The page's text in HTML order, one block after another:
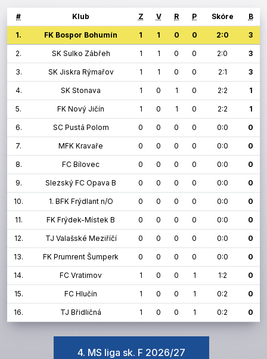
# Klub Z V R P Skóre B
1. FK Bospor Bohumín 1 1 0 0 2:0 3
2. SK Sulko Zábřeh 1 1 0 0 2:0 3
3. SK Jiskra Rýmařov 1 1 0 0 2:1 3
4. SK Stonava 1 0 1 0 2:2 1
5. FK Nový Jičín 1 0 1 0 2:2 1
6. SC Pustá Polom 0 0 0 0 0:0 0
7. MFK Kravaře 0 0 0 0 0:0 0
8. FC Bílovec 0 0 0 0 0:0 0
9. Slezský FC Opava B 0 0 0 0 0:0 0
10. 1. BFK Frýdlant n/O 0 0 0 0 0:0 0
11. FK Frýdek-Místek B 0 0 0 0 0:0 0
12. TJ Valašské Meziříčí 0 0 0 0 0:0 0
13. FK Prumrent Šumperk 0 0 0 0 0:0 0
14. FC Vratimov 1 0 0 1 1:2 0
15. FC Hlučín 1 0 0 1 0:2 0
16. TJ Břidličná 1 0 0 1 0:2 0
4. MS liga sk. F 2026/27